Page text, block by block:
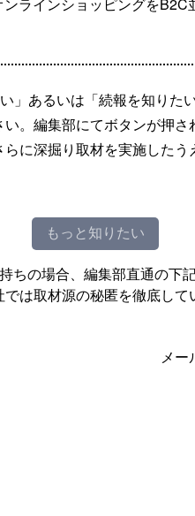
」あるいは「続報を知りた
。編集部にてボタンが押さ
に深掘り取材を実施した
もっと知りたい
ちの場合、編集部直通の下
は取材源の秘匿を徹底して
メー